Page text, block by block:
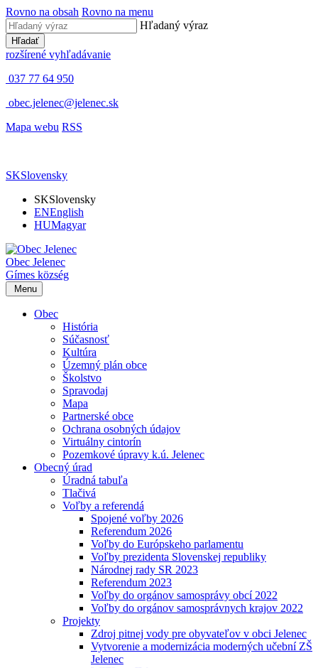
Rovno na obsah Rovno na menu
Hľadaný výraz
Hľadať
rozšírené vyhľadávanie
037 77 64 950
obec.jelenec@jelenec.sk
Mapa webu RSS
SKSlovensky
SKSlovensky
ENEnglish
HUMagyar
Obec Jelenec
Gímes község
Menu
Obec
História
Súčasnosť
Kultúra
Územný plán obce
Školstvo
Spravodaj
Mapa
Partnerské obce
Ochrana osobných údajov
Virtuálny cintorín
Pozemkové úpravy k.ú. Jelenec
Obecný úrad
Úradná tabuľa
Tlačivá
Voľby a referendá
Spojené voľby 2026
Referendum 2026
Voľby do Európskeho parlamentu
Voľby prezidenta Slovenskej republiky
Národnej rady SR 2023
Referendum 2023
Voľby do orgánov samosprávy obcí 2022
Voľby do orgánov samosprávnych krajov 2022
Projekty
Zdroj pitnej vody pre obyvateľov v obci Jelenec
Vytvorenie a modernizácia moderných učební ZŠ
Jelenec